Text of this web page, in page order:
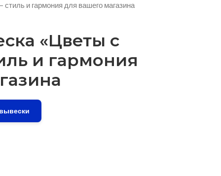
и гармония для вашего магазина
«Цветы с
и гармония